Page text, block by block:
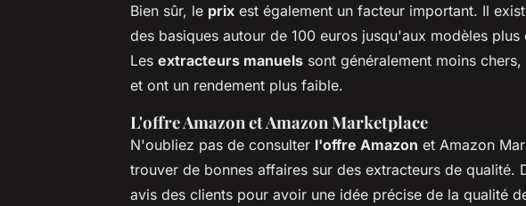
Bien sûr, le prix est également un facteur important. Il
des basiques autour de 100 euros jusqu'aux modèles
Les extracteurs manuels sont généralement moins
et ont un rendement plus faible.
L'offre Amazon et Amazon Marketplace
N'oubliez pas de consulter l'offre Amazon et Amazon
trouver de bonnes affaires sur des extracteurs de qualité.
avis des clients pour avoir une idée précise de la qualité